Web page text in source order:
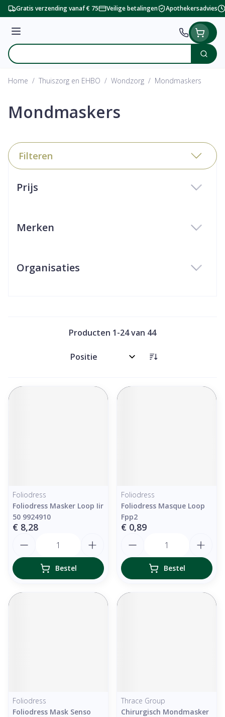
Ga naar de inhoud
Gratis verzending vanaf € 75 Veilige betalingen Apothekersadvies
Menu
Product, merk, categorie...
Zoek
Home / Thuiszorg en EHBO / Wondzorg / Mondmaskers
Mondmaskers
Filteren
Prijs
Merken
Organisaties
Producten 1-24van 44
Sorteer op:
Foliodress
Foliodress Masker Loop Iir
50 9924910
€ 8,28
Bestel
Foliodress
Foliodress Masque Loop
Fpp2
€ 0,89
Bestel
Foliodress
Foliodress Mask Senso
Thrace Group
Chirurgisch Mondmasker